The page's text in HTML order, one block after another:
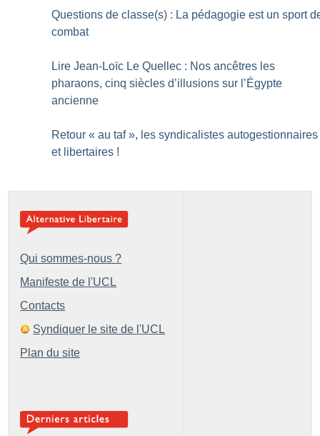
Questions de classe(s) : La pédagogie est un sport
combat
Lire Jean-Loïc Le Quellec : Nos ancêtres les
pharaons, cinq siècles d’illusions sur l’Égypte
ancienne
Retour « au taf », les syndicalistes autogestionnaires
et libertaires !
Qui sommes-nous ?
Manifeste de l'UCL
Contacts
Syndiquer le site de l'UCL
Plan du site